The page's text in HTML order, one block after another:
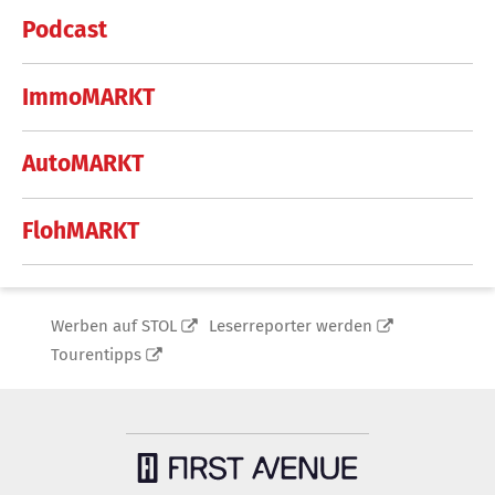
Podcast
ImmoMARKT
AutoMARKT
FlohMARKT
Werben auf STOL
Leserreporter werden
Tourentipps